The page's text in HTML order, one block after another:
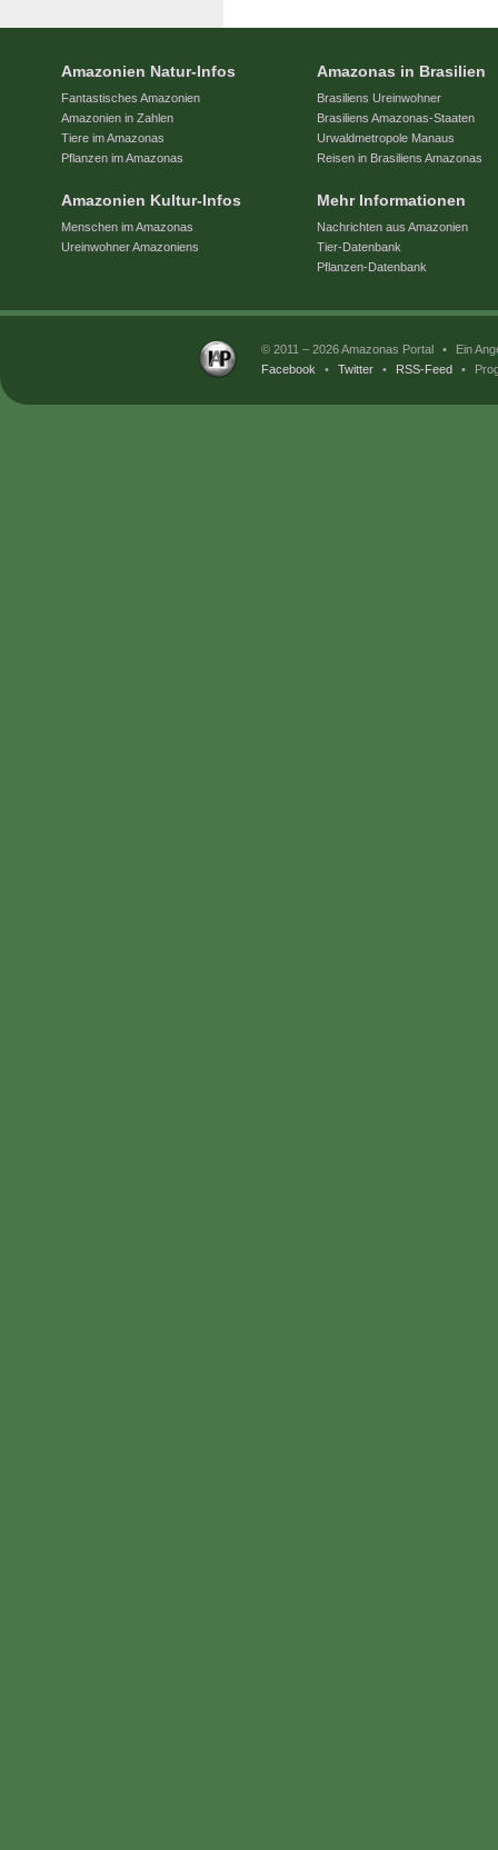
Amazonien Natur-Infos
Fantastisches Amazonien
Amazonien in Zahlen
Tiere im Amazonas
Pflanzen im Amazonas
Amazonien Kultur-Infos
Menschen im Amazonas
Ureinwohner Amazoniens
Amazonas in Brasilien
Brasiliens Ureinwohner
Brasiliens Amazonas-Staaten
Urwaldmetropole Manaus
Reisen in Brasiliens Amazonas
Mehr Informationen
Nachrichten aus Amazonien
Tier-Datenbank
Pflanzen-Datenbank
© 2011 – 2026 Amazonas Portal •
Ein
Facebook
• Twitter • RSS-Feed •